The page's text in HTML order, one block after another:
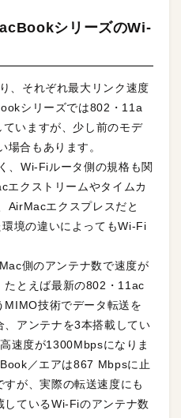
シリーズのWi-
、それぞれ最大リンク速度
シリーズでは802・11a
いますが、少し前のモデ
場合もあります。
、Wi-Fiルータ側の規格も関
エクストリームやタイムカ
AirMacエクスプレスだと
境の違いによってもWi-Fi
側のアンテナ数で速度が
たとえば最新の802・11ac
MIMO技術でデータ転送を
アンテナを3本搭載してい
速度が1300Mbpsになりま
／エアは867 Mbpsに止
が、実際の転送速度にも
ているWi-Fiのアンテナ数